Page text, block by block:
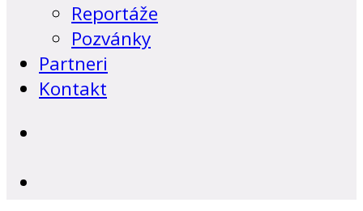
Reportáže
Pozvánky
Partneri
Kontakt